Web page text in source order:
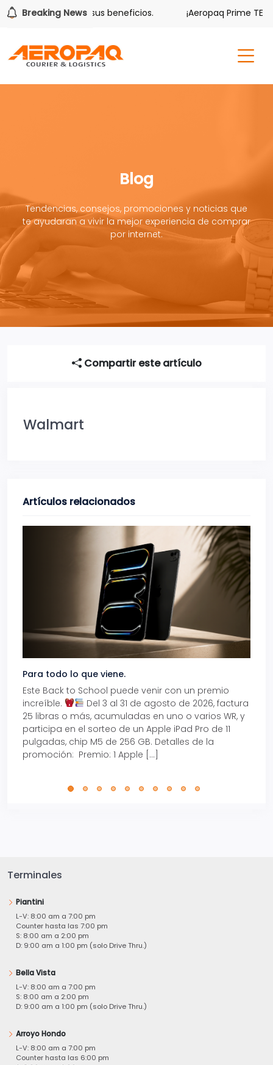
Breaking News
también tiene sus beneficios. ¡Aeropaq Prime TE DA
Blog
Tendencias, consejos, promociones y noticias que
te ayudaran a vivir la mejor experiencia de comprar
por internet.
Compartir este artículo
Walmart
Artículos relacionados
Para todo lo que viene.
Este Back to School puede venir con un premio
increíble.
Del 3 al 31 de agosto de 2026, factura
25 libras o más, acumuladas en uno o varios WR, y
participa en el sorteo de un Apple iPad Pro de 11
pulgadas, chip M5 de 256 GB. Detalles de la
promoción: Premio: 1 Apple […]
Terminales
Piantini
L-V: 8:00 am a 7:00 pm
Counter hasta las 7:00 pm
S: 8:00 am a 2:00 pm
D: 9:00 am a 1:00 pm (solo Drive Thru.)
Bella Vista
L-V: 8:00 am a 7:00 pm
S: 8:00 am a 2:00 pm
D: 9:00 am a 1:00 pm (solo Drive Thru.)
Arroyo Hondo
L-V: 8:00 am a 7:00 pm
Counter hasta las 6:00 pm